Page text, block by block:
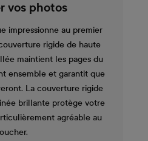
vos photos
impressionne au premier
rigide de haute
maintient les pages du
ensemble et garantit que
La couverture rigide
brillante protège votre
agréable au